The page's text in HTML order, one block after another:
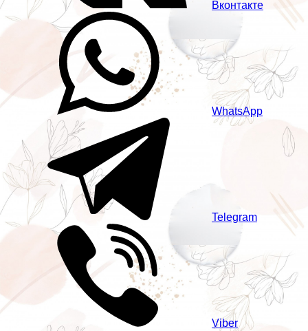
Вконтакте
WhatsApp
Telegram
Viber